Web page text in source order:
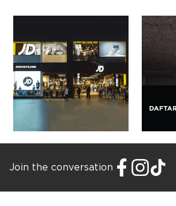
Join the conversation